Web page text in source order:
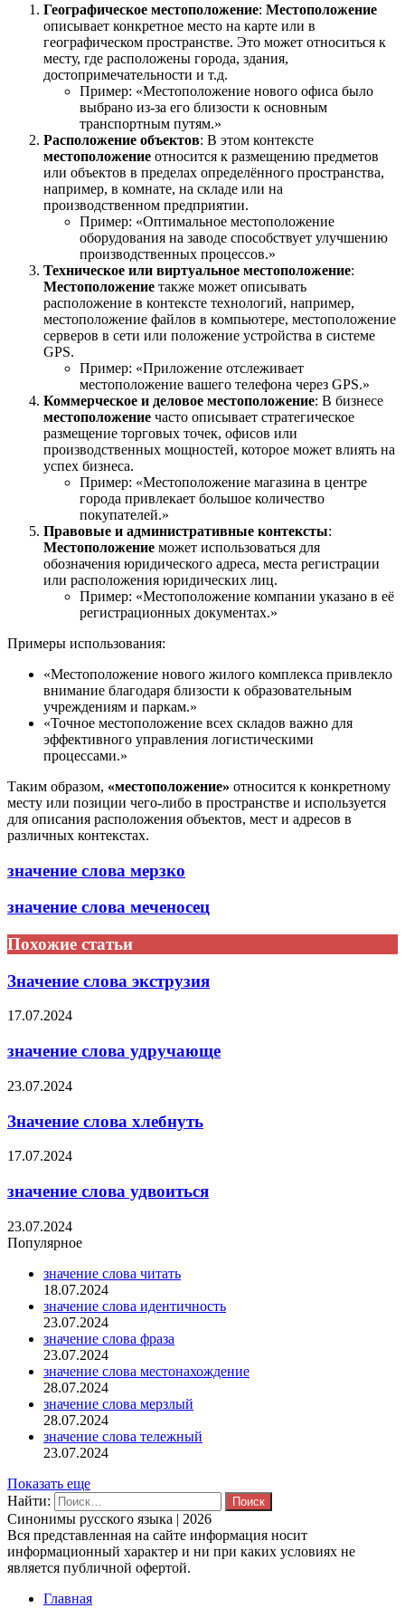
Географическое местоположение: Местоположение
описывает конкретное место на карте или в
географическом пространстве. Это может относиться к
месту, где расположены города, здания,
достопримечательности и т.д.
Пример: «Местоположение нового офиса было
выбрано из-за его близости к основным
транспортным путям.»
Расположение объектов: В этом контексте
местоположение относится к размещению предметов
или объектов в пределах определённого пространства,
например, в комнате, на складе или на
производственном предприятии.
Пример: «Оптимальное местоположение
оборудования на заводе способствует улучшению
производственных процессов.»
Техническое или виртуальное местоположение:
Местоположение также может описывать
расположение в контексте технологий, например,
местоположение файлов в компьютере, местоположение
серверов в сети или положение устройства в системе
GPS.
Пример: «Приложение отслеживает
местоположение вашего телефона через GPS.»
Коммерческое и деловое местоположение: В бизнесе
местоположение часто описывает стратегическое
размещение торговых точек, офисов или
производственных мощностей, которое может влиять на
успех бизнеса.
Пример: «Местоположение магазина в центре
города привлекает большое количество
покупателей.»
Правовые и административные контексты:
Местоположение может использоваться для
обозначения юридического адреса, места регистрации
или расположения юридических лиц.
Пример: «Местоположение компании указано в её
регистрационных документах.»
Примеры использования:
«Местоположение нового жилого комплекса привлекло
внимание благодаря близости к образовательным
учреждениям и паркам.»
«Точное местоположение всех складов важно для
эффективного управления логистическими
процессами.»
Таким образом, «местоположение» относится к конкретному
месту или позиции чего-либо в пространстве и используется
для описания расположения объектов, мест и адресов в
различных контекстах.
значение слова мерзко
значение слова меченосец
Похожие статьи
Значение слова экструзия
17.07.2024
значение слова удручающе
23.07.2024
Значение слова хлебнуть
17.07.2024
значение слова удвоиться
23.07.2024
Популярное
значение слова читать
18.07.2024
значение слова идентичность
23.07.2024
значение слова фраза
23.07.2024
значение слова местонахождение
28.07.2024
значение слова мерзлый
28.07.2024
значение слова тележный
23.07.2024
Показать еще
Найти:
Синонимы русского языка | 2026
Вся представленная на сайте информация носит
информационный характер и ни при каких условиях не
является публичной офертой.
Главная